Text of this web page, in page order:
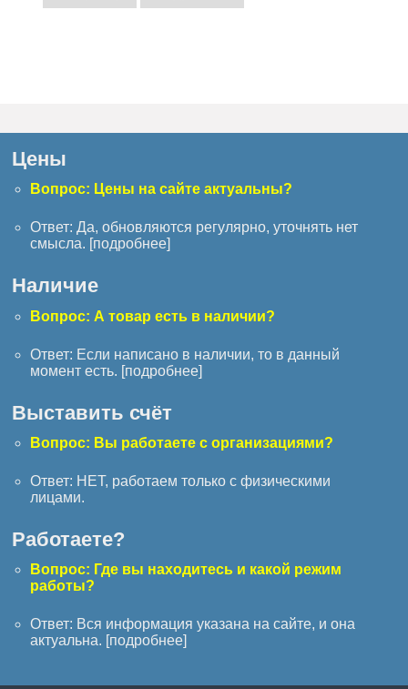
Цены
Вопрос: Цены на сайте актуальны?
Ответ: Да, обновляются регулярно, уточнять нет
смысла. [подробнее]
Наличие
Вопрос: А товар есть в наличии?
Ответ: Если написано в наличии, то в данный
момент есть. [подробнее]
Выставить счёт
Вопрос: Вы работаете с организациями?
Ответ: НЕТ, работаем только с физическими
лицами.
Работаете?
Вопрос: Где вы находитесь и какой режим
работы?
Ответ: Вся информация указана на сайте, и она
актуальна. [подробнее]